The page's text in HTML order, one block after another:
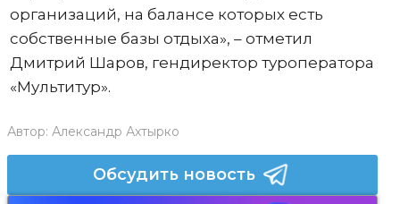
организаций, на балансе которых есть
собственные базы отдыха», – отметил
Дмитрий Шаров, гендиректор туроператора
«Мультитур».
Автор: Александр Ахтырко
Обсудить новость